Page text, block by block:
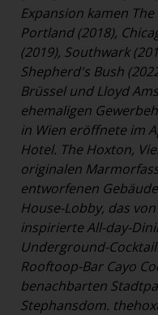
Expansion kamen
Portland (2018),
(2019), Southwark
Shepherd's Bush
Brüssel und Lloyd
ehemaligen
in Wien eröffnete im
Hotel. The Hoxton,
originalen
entworfenen
House-Lobby, das
inspirierte All-day-
Underground-
Rooftoop-Bar Cayo
benachbarten
Stephansdom.